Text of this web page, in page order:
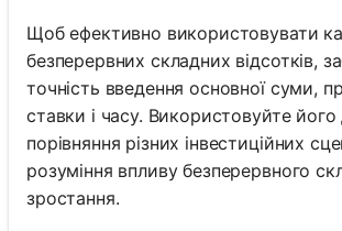
Щоб ефективно використовувати
безперервних складних відсотків,
точність введення основної суми,
ставки і часу. Використовуйте його
порівняння різних інвестиційних
розуміння впливу безперервного
зростання.